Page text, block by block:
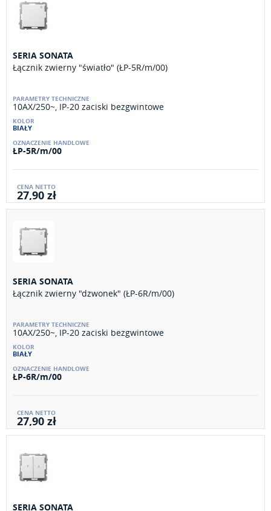
SERIA SONATA
Łącznik zwierny "światło" (ŁP-5R/m/00)
10AX/250~, IP-20 zaciski bezgwintowe
BIAŁY
ŁP-5R/m/00
27,90 zł
SERIA SONATA
Łącznik zwierny "dzwonek" (ŁP-6R/m/00)
10AX/250~, IP-20 zaciski bezgwintowe
BIAŁY
ŁP-6R/m/00
27,90 zł
SERIA SONATA